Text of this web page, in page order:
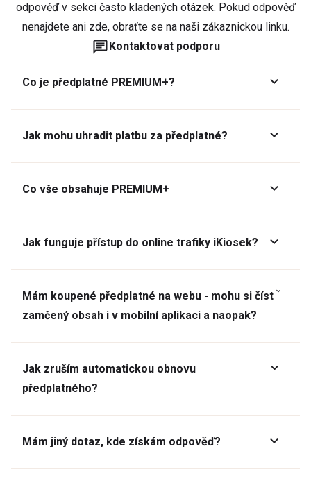
odpověď v sekci často kladených otázek. Pokud odpověď
nenajdete ani zde, obraťte se na naši zákaznickou linku.
Kontaktovat podporu
Co je předplatné PREMIUM+?
Jak mohu uhradit platbu za předplatné?
Co vše obsahuje PREMIUM+
Jak funguje přístup do online trafiky iKiosek?
Mám koupené předplatné na webu - mohu si číst
zamčený obsah i v mobilní aplikaci a naopak?
Jak zruším automatickou obnovu
předplatného?
Mám jiný dotaz, kde získám odpověď?